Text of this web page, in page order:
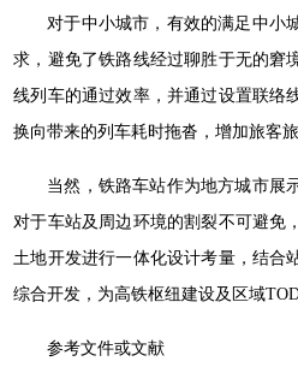
对于中小城市，有效的满足中小
求，避免了铁路线经过聊胜于无的窘
线列车的通过效率，并通过设置联络
换向带来的列车耗时拖沓，增加旅客旅
当然，铁路车站作为地方城市展
对于车站及周边环境的割裂不可避免
土地开发进行一体化设计考量，结合
综合开发，为高铁枢纽建设及区域
参考文件或文献